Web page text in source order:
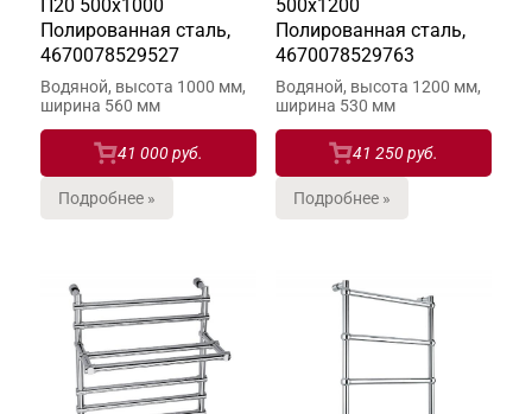
П20 500х1000
Полированная сталь,
4670078529527
Водяной, высота 1000 мм,
ширина 560 мм
41 000 руб.
Подробнее »
500х1200
Полированная сталь,
4670078529763
Водяной, высота 1200 мм,
ширина 530 мм
41 250 руб.
Подробнее »